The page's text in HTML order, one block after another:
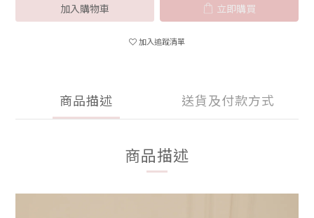
加入購物車 立即購買
加入追蹤清單
商品描述 送貨及付款方式
商品描述